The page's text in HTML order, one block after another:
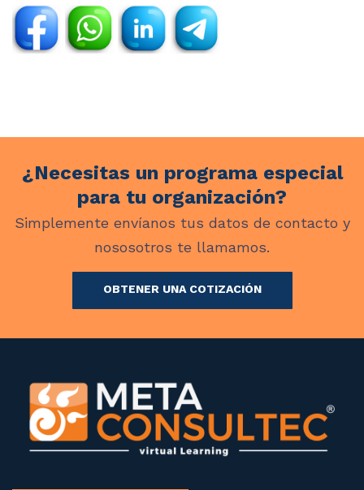
¿Necesitas un programa especial
para tu organización?
Simplemente envíanos tus datos de contacto y
nososotros te llamamos.
OBTENER UNA COTIZACIÓN